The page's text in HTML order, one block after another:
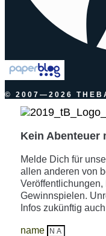
© 2007—2026
Kein Abenteuer
Melde Dich für
allen anderen von
Gewinnspielen.
Infos zukünftig
name